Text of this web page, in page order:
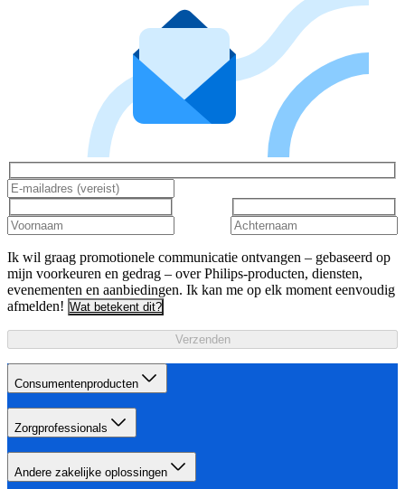
Ik wil graag promotionele communicatie ontvangen – gebaseerd op
mijn voorkeuren en gedrag – over Philips-producten, diensten,
evenementen en aanbiedingen. Ik kan me op elk moment eenvoudig
afmelden! Wat betekent dit?
Verzenden
Consumentenproducten
Zorgprofessionals
Andere zakelijke oplossingen